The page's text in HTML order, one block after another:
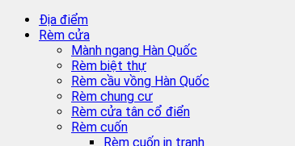
Địa điểm
Rèm cửa
Mành ngang Hàn Quốc
Rèm biệt thự
Rèm cầu vồng Hàn Quốc
Rèm chung cư
Rèm cửa tân cổ điển
Rèm cuốn
Rèm cuốn in tranh